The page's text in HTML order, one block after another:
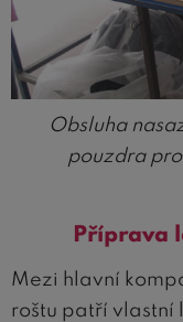
Obsluha
pouzdra
Příprava
Mezi hlavní
roštu patří vlastní